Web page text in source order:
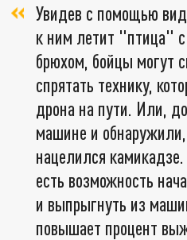
Увидев с помощью
к ним летит "птица"
брюхом, бойцы могут
спрятать технику,
дрона на пути. Или,
машине и
нацелился
есть возможность
и выпрыгнуть из
повышает процент